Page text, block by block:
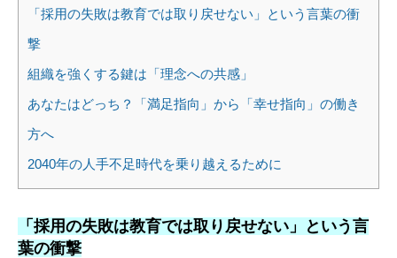
「採用の失敗は教育では取り戻せない」という言葉の衝
撃
組織を強くする鍵は「理念への共感」
あなたはどっち？「満足指向」から「幸せ指向」の働き
方へ
2040年の人手不足時代を乗り越えるために
「採用の失敗は教育では取り戻せない」という言
葉の衝撃